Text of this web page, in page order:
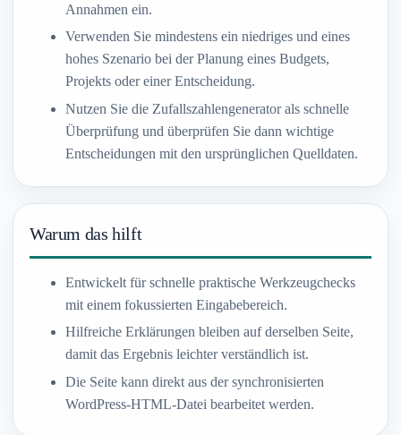
Annahmen ein.
Verwenden Sie mindestens ein niedriges und eines
hohes Szenario bei der Planung eines Budgets,
Projekts oder einer Entscheidung.
Nutzen Sie die Zufallszahlengenerator als schnelle
Überprüfung und überprüfen Sie dann wichtige
Entscheidungen mit den ursprünglichen Quelldaten.
Warum das hilft
Entwickelt für schnelle praktische Werkzeugchecks
mit einem fokussierten Eingabebereich.
Hilfreiche Erklärungen bleiben auf derselben Seite,
damit das Ergebnis leichter verständlich ist.
Die Seite kann direkt aus der synchronisierten
WordPress-HTML-Datei bearbeitet werden.